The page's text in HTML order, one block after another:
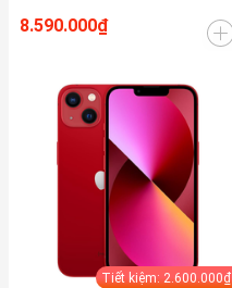
8.590.000₫
Tiết kiệm: 2.600.000₫